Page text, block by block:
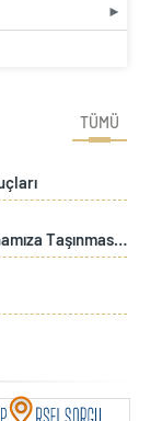
TÜMÜ
Enez Tapu Müdürlüğümüz Yeni Hizmet Binamıza Taşınması Sebebiyle İki Gün Süre İle Hizmet Verilemeyecektir